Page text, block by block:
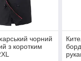
чорний
з коротким